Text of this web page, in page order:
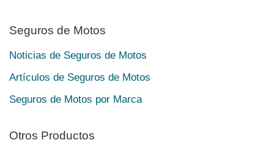
Seguros de Motos
Noticias de Seguros de Motos
Artículos de Seguros de Motos
Seguros de Motos por Marca
Otros Productos